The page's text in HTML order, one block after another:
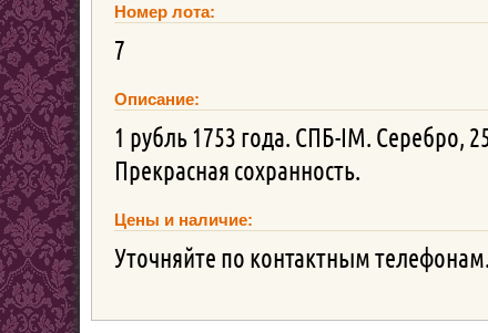
Номер лота:
7
Описание:
1 рубль 1753 года. СПБ-IM. Серебро,
Прекрасная сохранность.
Цены и наличие:
Уточняйте по контактным телефонам.